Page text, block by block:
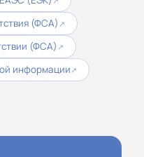
(ФСА) ↗
(ФСА) ↗
информации ↗